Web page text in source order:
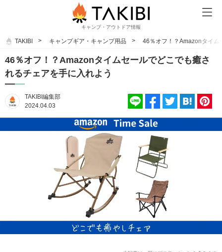
キャンプ・アウトドア情報
TAKIBI キャンプギア・キャンプ用品 46％オフ！？Amazonタイム
46％オフ！？Amazonタイムセールでどこでも癒さ
れるチェアを手に入れよう
TAKIBI編集部
2024.04.03